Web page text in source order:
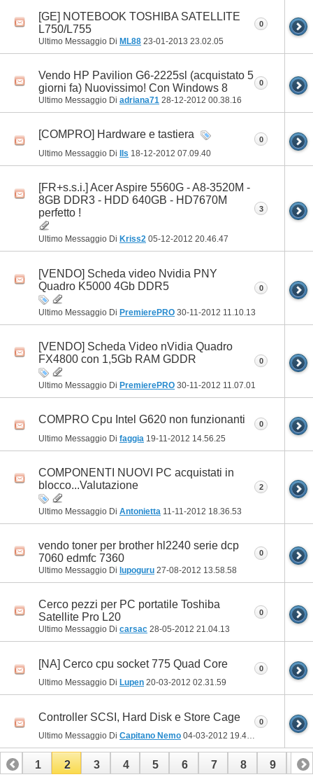
[GE] NOTEBOOK TOSHIBA SATELLITE
L750/L755
Ultimo Messaggio Di ML88 23-01-2013 23.02.05
0
Vendo HP Pavilion G6-2225sl (acquistato 5
giorni fa) Nuovissimo! Con Windows 8
Ultimo Messaggio Di adriana71 28-12-2012 00.38.16
0
[COMPRO] Hardware e tastiera
Ultimo Messaggio Di Ils 18-12-2012 07.09.40
0
[FR+s.s.i.] Acer Aspire 5560G - A8-3520M -
8GB DDR3 - HDD 640GB - HD7670M
perfetto !
Ultimo Messaggio Di Kriss2 05-12-2012 20.46.47
3
[VENDO] Scheda video Nvidia PNY
Quadro K5000 4Gb DDR5
Ultimo Messaggio Di PremierePRO 30-11-2012 11.10.13
0
[VENDO] Scheda Video nVidia Quadro
FX4800 con 1,5Gb RAM GDDR
Ultimo Messaggio Di PremierePRO 30-11-2012 11.07.01
0
COMPRO Cpu Intel G620 non funzionanti
Ultimo Messaggio Di faggia 19-11-2012 14.56.25
0
COMPONENTI NUOVI PC acquistati in
blocco...Valutazione
Ultimo Messaggio Di Antonietta 11-11-2012 18.36.53
2
vendo toner per brother hl2240 serie dcp
7060 edmfc 7360
Ultimo Messaggio Di lupoguru 27-08-2012 13.58.58
0
Cerco pezzi per PC portatile Toshiba
Satellite Pro L20
Ultimo Messaggio Di carsac 28-05-2012 21.04.13
0
[NA] Cerco cpu socket 775 Quad Core
Ultimo Messaggio Di Lupen 20-03-2012 02.31.59
0
Controller SCSI, Hard Disk e Store Cage
Ultimo Messaggio Di Capitano Nemo 04-03-2012 19.49.09
0
1 2 3 4 5 6 7 8 9 10